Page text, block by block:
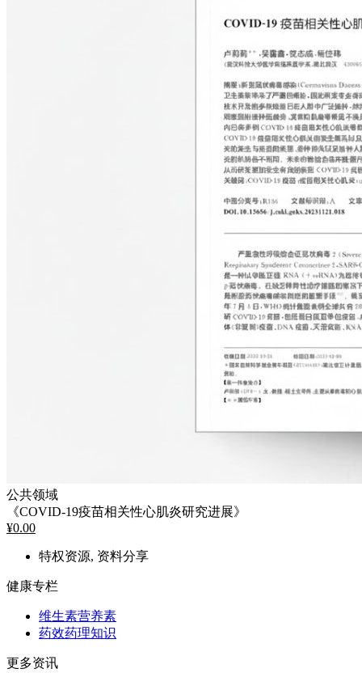
公共领域
《COVID-19疫苗相关性心肌炎研究进展》
¥0.00
特权资源, 资料分享
健康专栏
维生素营养素
药效药理知识
更多资讯